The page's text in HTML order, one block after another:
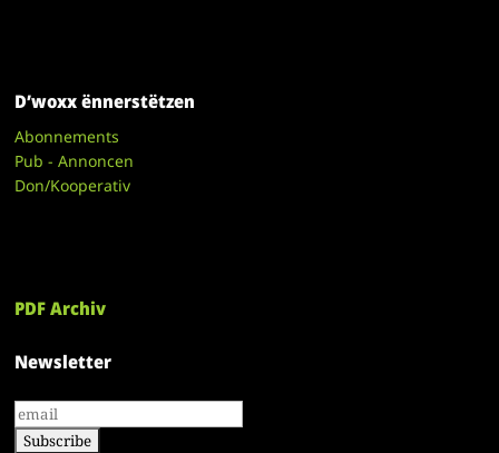
D’woxx ënnerstëtzen
Abonnements
Pub - Annoncen
Don/Kooperativ
PDF Archiv
Newsletter